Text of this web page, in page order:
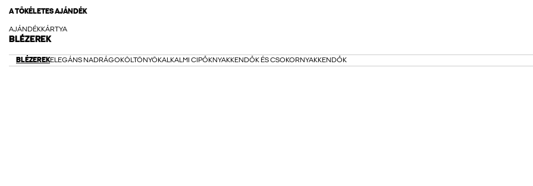
A TÖKÉLETES AJÁNDÉK
AJÁNDÉKKÁRTYA
BLÉZEREK
BLÉZEREKELEGÁNS NADRÁGOKÖLTÖNYÖKALKALMI CIPŐKNYAKKENDŐK ÉS CSOKORNYAKKENDŐK